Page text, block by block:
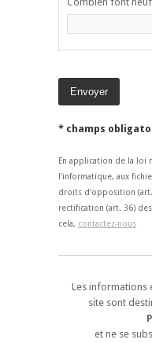
* champs
En application de la loi
l'informatique, aux
droits d'opposition (art.
rectification (art. 36)
cela, contactez-nous
Les informations
site sont
et ne se